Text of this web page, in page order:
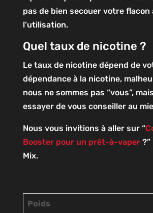
pas de bien secouer votre flacon
l’utilisation.
Quel taux de nicotine ?
Le taux de nicotine dépend de
dépendance à la nicotine,
nous ne sommes pas “vous”,
essayer de vous conseiller au
Nous vous invitions à aller sur “
Booster pour un prêt-à-vaper?”
Mix.
Poids